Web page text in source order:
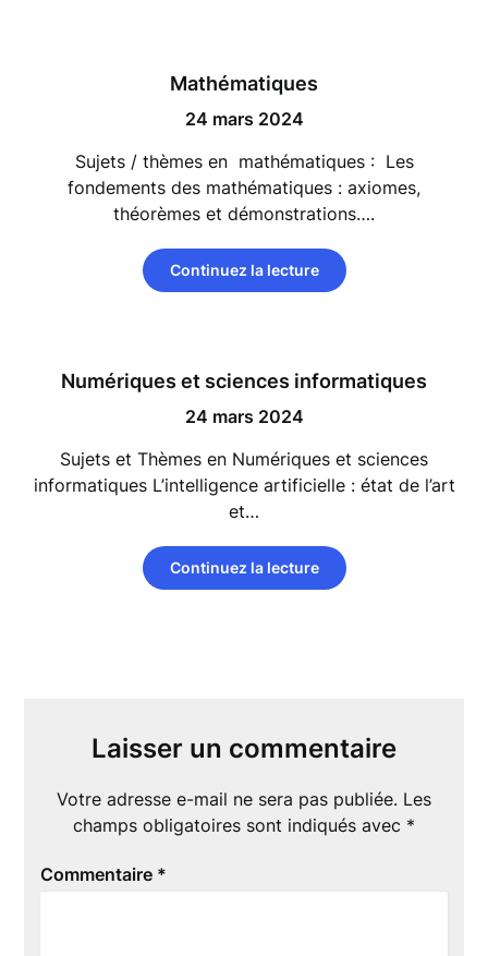
Mathématiques
24 mars 2024
Sujets / thèmes en mathématiques : Les
fondements des mathématiques : axiomes,
théorèmes et démonstrations….
Continuez la lecture
Numériques et sciences informatiques
24 mars 2024
Sujets et Thèmes en Numériques et sciences
informatiques L’intelligence artificielle : état de l’art
et…
Continuez la lecture
Laisser un commentaire
Votre adresse e-mail ne sera pas publiée. Les
champs obligatoires sont indiqués avec *
Commentaire *